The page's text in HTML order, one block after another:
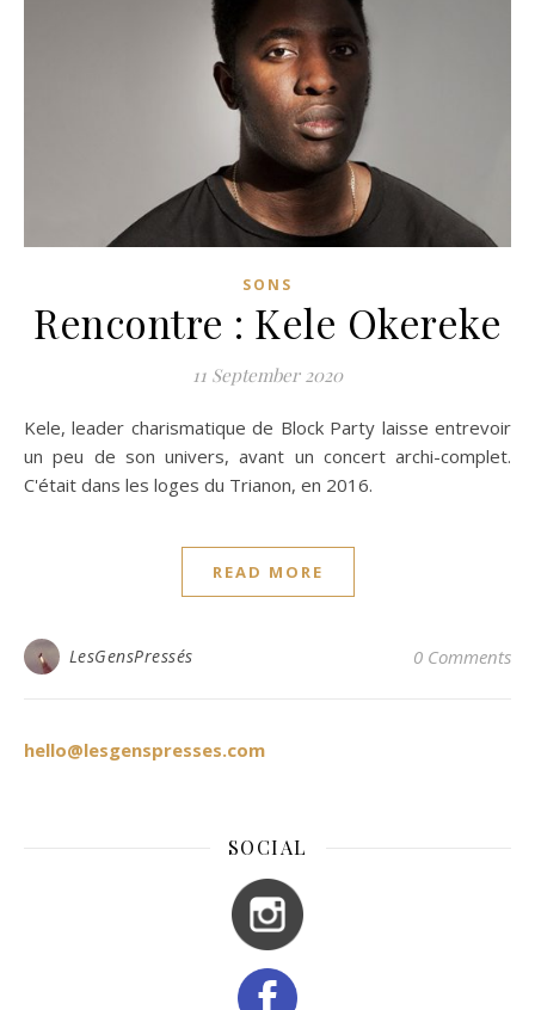
SONS
Rencontre : Kele Okereke
11 September 2020
Kele, leader charismatique de Block Party laisse entrevoir
un peu de son univers, avant un concert archi-complet.
C'était dans les loges du Trianon, en 2016.
READ MORE
LesGensPressés 0 Comments
hello@lesgenspresses.com
SOCIAL